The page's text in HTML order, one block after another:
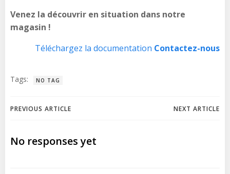
Venez la découvrir en situation dans notre
magasin !
Téléchargez la documentation Contactez-nous
Tags: NO TAG
Navigation
de
PREVIOUS ARTICLE
Navigation
NEXT ARTICLE
No responses yet